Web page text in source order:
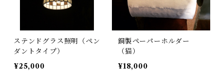
ステンドグラス照明（ペン
ダントタイプ）
¥25,000
銅製ペーパーホルダー
（猫）
¥18,000